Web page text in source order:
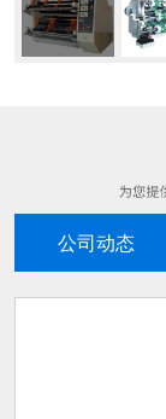
公司动态